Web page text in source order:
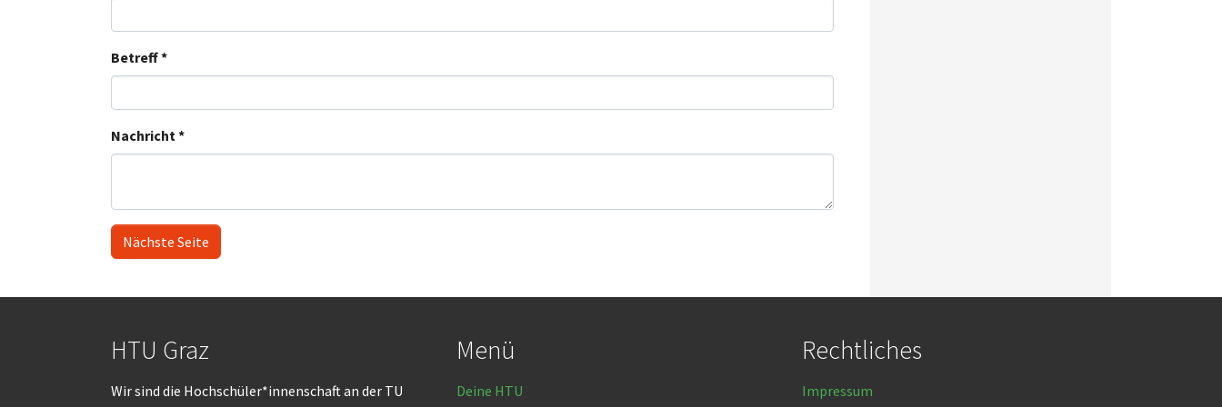
Betreff*
Nachricht*
Nächste Seite
HTU Graz
Wir sind die Hochschüler*innenschaft an der TU
Menü
Deine HTU
Rechtliches
Impressum